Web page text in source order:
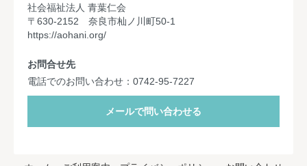
社会福祉法人 青葉仁会
〒630-2152 奈良市杣ノ川町50-1
https://aohani.org/
お問合せ先
電話でのお問い合わせ：0742-95-7227
メールで問い合わせる